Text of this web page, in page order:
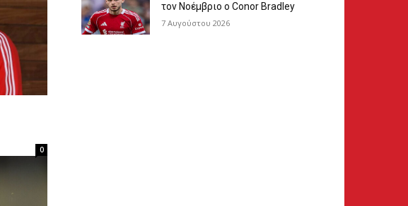
0
τον Νοέμβριο ο Conor Bradley
7 Αυγούστου 2026